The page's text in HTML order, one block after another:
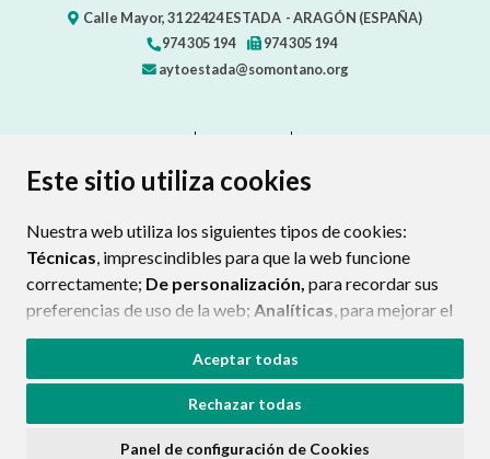
Este sitio utiliza cookies
Nuestra web utiliza los siguientes tipos de cookies:
Técnicas, imprescindibles para que la web funcione
correctamente; De personalización, para recordar sus
preferencias de uso de la web; Analíticas, para mejorar el
funcionamiento de la web y sus servicios.
Si acepta pulsando el botón“Aceptar todas”
consideramos que acepta su uso. Si pulsa el botón
Aceptar todas
Rechazar todas
Panel de configuración de Cookies
Calle Mayor, 3122424ESTADA - ARAGÓN (ESPAÑA)
974 305 194
974 305 194
aytoestada@somontano.org
PROTECCIÓN DE DATOS
POLÍTICA DE COOKIES